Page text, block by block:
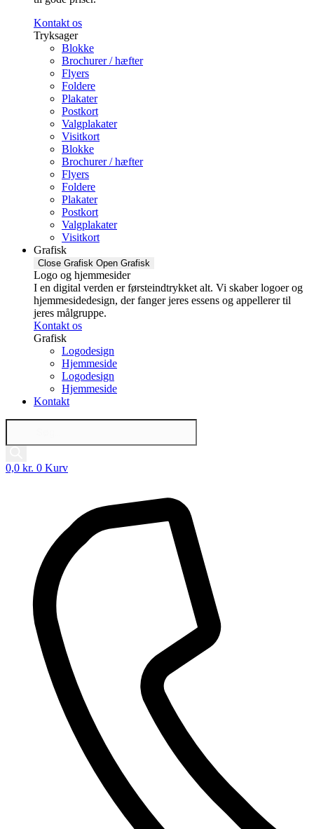
Kontakt os
Tryksager
Blokke
Brochurer / hæfter
Flyers
Foldere
Plakater
Postkort
Valgplakater
Visitkort
Blokke
Brochurer / hæfter
Flyers
Foldere
Plakater
Postkort
Valgplakater
Visitkort
Grafisk
Close Grafisk Open Grafisk
Logo og hjemmesider
I en digital verden er førsteindtrykket alt. Vi skaber logoer og
hjemmesidedesign, der fanger jeres essens og appellerer til
jeres målgruppe.
Kontakt os
Grafisk
Logodesign
Hjemmeside
Logodesign
Hjemmeside
Kontakt
Products
0,0 kr. 0 Kurv